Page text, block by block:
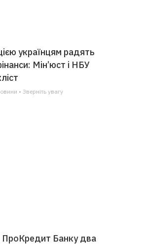
українцям радять
Мін’юст і НБУ
• Зверніть увагу
Банку два